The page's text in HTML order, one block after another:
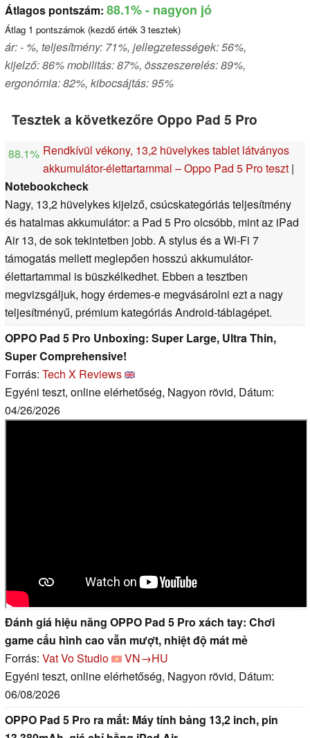
Átlagos pontszám: 88.1%- nagyon jó
Átlag 1 pontszámok (kezdő érték 3 tesztek)
ár: - %, teljesítmény: 71%, jellegzetességek: 56%,
kijelző: 86% mobilitás: 87%, összeszerelés: 89%,
ergonómia: 82%, kibocsájtás: 95%
Tesztek a következőre Oppo Pad 5 Pro
88.1% Rendkívül vékony, 13,2 hüvelykes tablet látványos
akkumulátor-élettartammal – Oppo Pad 5 Pro teszt |
Notebookcheck
Nagy, 13,2 hüvelykes kijelző, csúcskategóriás teljesítmény
és hatalmas akkumulátor: a Pad 5 Pro olcsóbb, mint az iPad
Air 13, de sok tekintetben jobb. A stylus és a Wi-Fi 7
támogatás mellett meglepően hosszú akkumulátor-
élettartammal is büszkélkedhet. Ebben a tesztben
megvizsgáljuk, hogy érdemes-e megvásárolni ezt a nagy
teljesítményű, prémium kategóriás Android-táblagépet.
OPPO Pad 5 Pro Unboxing: Super Large, Ultra Thin,
Super Comprehensive!
Forrás: Tech X Reviews
Egyéni teszt, online elérhetőség, Nagyon rövid, Dátum:
04/26/2026
Đánh giá hiệu năng OPPO Pad 5 Pro xách tay: Chơi
game cấu hình cao vẫn mượt, nhiệt độ mát mẻ
Forrás: Vat Vo Studio
VN→HU
Egyéni teszt, online elérhetőség, Nagyon rövid, Dátum:
06/08/2026
OPPO Pad 5 Pro ra mắt: Máy tính bảng 13,2 inch, pin